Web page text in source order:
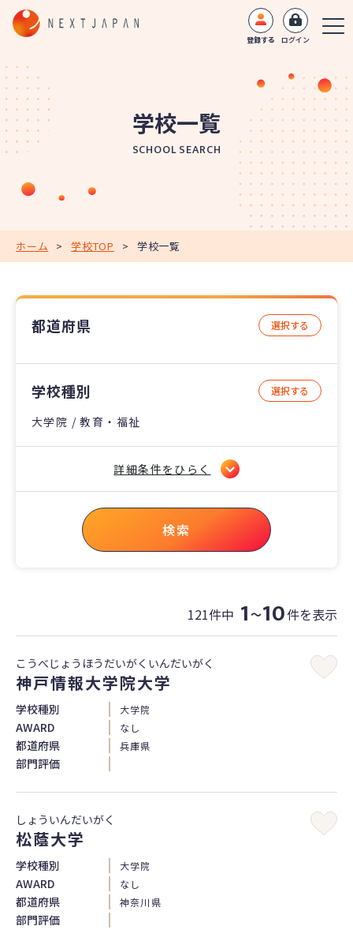
登録する ログイン
学校一覧
SCHOOL SEARCH
ホーム > 学校TOP > 学校一覧
都道府県 選択する
学校種別 選択する
大学院 / 教育・福祉
詳細条件をひらく
検索
121件中 1 〜10件を表示
こうべじょうほうだいがくいんだいがく
神戸情報大学院大学
学校種別 大学院
AWARD なし
都道府県 兵庫県
部門評価
しょういんだいがく
松蔭大学
学校種別 大学院
AWARD なし
都道府県 神奈川県
部門評価